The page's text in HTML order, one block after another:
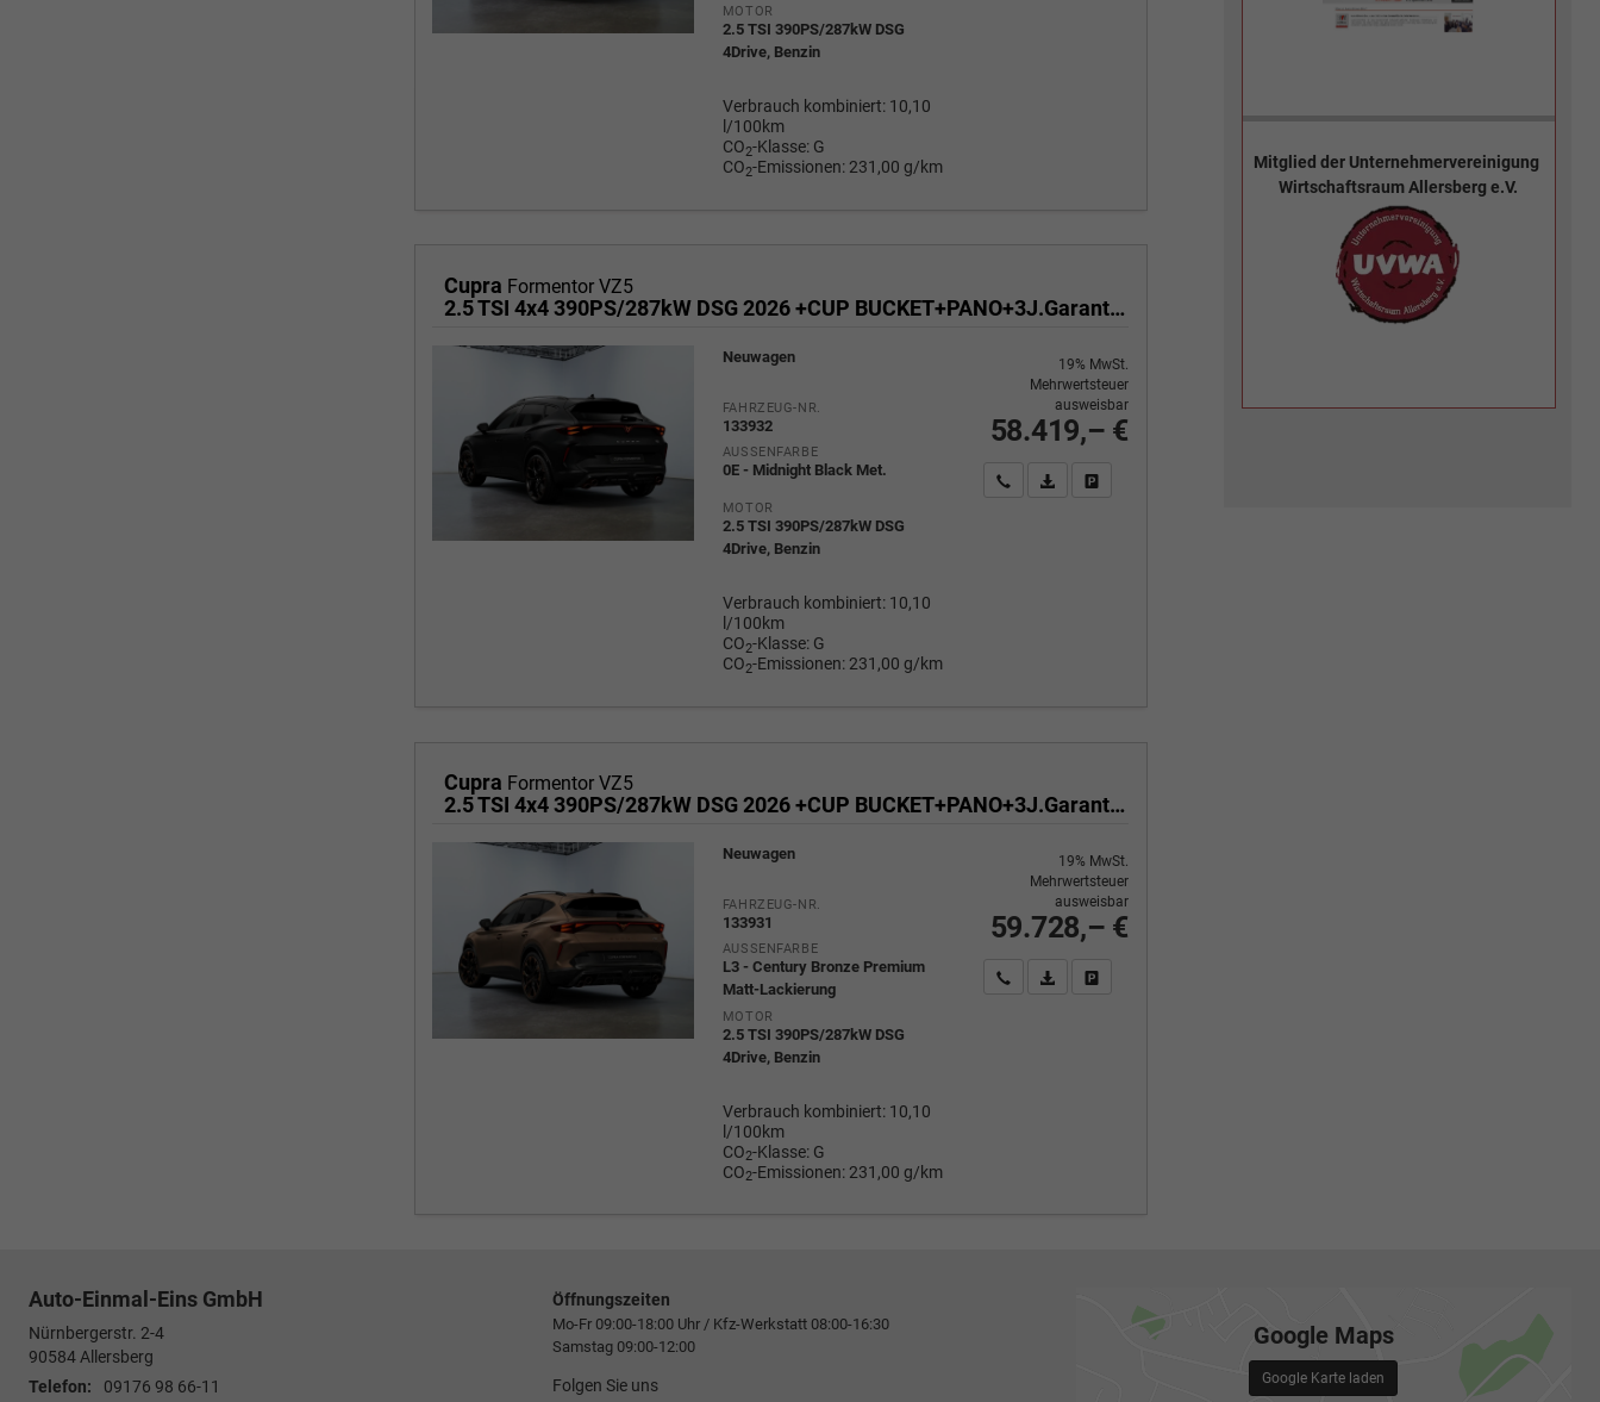
MOTOR
2.5 TSI 390PS/287kW DSG
4Drive, Benzin
Verbrauch kombiniert: 10,10
l/100km
CO2-Klasse: G
CO2-Emissionen: 231,00 g/km
Cupra Formentor VZ5
2.5 TSI 4x4 390PS/287kW DSG 2026 +CUP BUCKET+PANO+3J.Garantie+360+MATRIX
Neuwagen
FAHRZEUG-NR.
133932
AUSSENFARBE
0E - Midnight Black Met.
MOTOR
2.5 TSI 390PS/287kW DSG
4Drive, Benzin
Verbrauch kombiniert: 10,10
l/100km
CO2-Klasse: G
CO2-Emissionen: 231,00 g/km
58.419,– €
19% MwSt.
Mehrwertsteuer
ausweisbar
Wir rufen Sie anPDF-Fahrzeugexposé drucken
Cupra Formentor VZ5
2.5 TSI 4x4 390PS/287kW DSG 2026 +CUP BUCKET+PANO+3J.Garantie+360+MATRIX
Neuwagen
FAHRZEUG-NR.
133931
AUSSENFARBE
L3 - Century Bronze Premium
Matt-Lackierung
MOTOR
2.5 TSI 390PS/287kW DSG
4Drive, Benzin
Verbrauch kombiniert: 10,10
l/100km
CO2-Klasse: G
CO2-Emissionen: 231,00 g/km
59.728,– €
19% MwSt.
Mehrwertsteuer
ausweisbar
Wir rufen Sie anPDF-Fahrzeugexposé drucken
Mitglied der Unternehmervereinigung
Wirtschaftsraum Allersberg e.V.
Auto-Einmal-Eins GmbH
Nürnbergerstr. 2-4
90584Allersberg
Telefon:
09176 98 66-11
Öffnungszeiten
Mo-Fr 09:00-18:00 Uhr / Kfz-Werkstatt 08:00-16:30
Samstag 09:00-12:00
Folgen Sie uns
Google Maps
Google Karte laden